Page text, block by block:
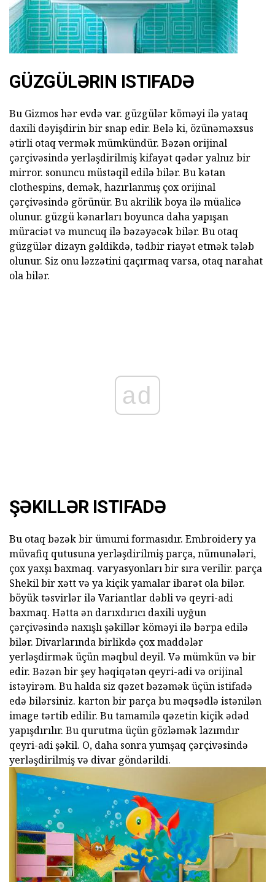
GÜZGÜLƏRIN ISTIFADƏ
Bu Gizmos hər evdə var. güzgülər köməyi ilə yataq
daxili dəyişdirin bir snap edir. Belə ki, özünəməxsus
ətirli otaq vermək mümkündür. Bəzən orijinal
çərçivəsində yerləşdirilmiş kifayət qədər yalnız bir
mirror. sonuncu müstəqil edilə bilər. Bu kətan
clothespins, demək, hazırlanmış çox orijinal
çərçivəsində görünür. Bu akrilik boya ilə müalicə
olunur. güzgü kənarları boyunca daha yapışan
müraciət və muncuq ilə bəzəyəcək bilər. Bu otaq
güzgülər dizayn gəldikdə, tədbir riayət etmək tələb
olunur. Siz onu ləzzətini qaçırmaq varsa, otaq narahat
ola bilər.
ad
ŞƏKILLƏR ISTIFADƏ
Bu otaq bəzək bir ümumi formasıdır. Embroidery ya
müvafiq qutusuna yerləşdirilmiş parça, nümunələri,
çox yaxşı baxmaq. varyasyonları bir sıra verilir. parça
Shekil bir xətt və ya kiçik yamalar ibarət ola bilər.
böyük təsvirlər ilə Variantlar dəbli və qeyri-adi
baxmaq. Hətta ən darıxdırıcı daxili uyğun
çərçivəsində naxışlı şəkillər köməyi ilə bərpa edilə
bilər. Divarlarında birlikdə çox maddələr
yerləşdirmək üçün məqbul deyil. Və mümkün və bir
edir. Bəzən bir şey həqiqətən qeyri-adi və orijinal
istəyirəm. Bu halda siz qəzet bəzəmək üçün istifadə
edə bilərsiniz. karton bir parça bu məqsədlə istənilən
image tərtib edilir. Bu tamamilə qəzetin kiçik ədəd
yapışdırılır. Bu qurutma üçün gözləmək lazımdır
qeyri-adi şəkil. O, daha sonra yumşaq çərçivəsində
yerləşdirilmiş və divar göndərildi.